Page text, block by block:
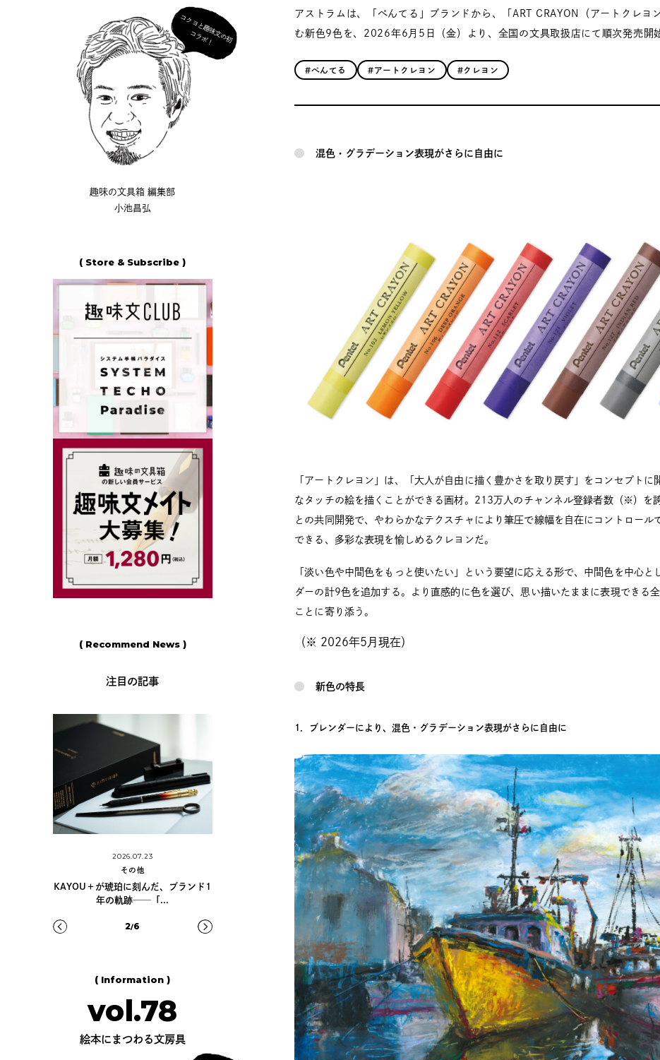
コ
ク
ヨ
と
趣
味
文
の
初
コ
ラ
ボ
！
趣味の文具箱 編集部
小池昌弘
( Store & Subscribe )
( Recommend News )
注目の記事
カリグラフィーの世...
2026.06.11
その他
シュナイダーのアクリルマーカー
「Paint-It 3...
2026.05.12
その他
日本限定で復刻されたエクリドール フ
ラダリが特別仕様...
2026.06.12
その他
コクヨと趣味の文具箱が待望
ボ！「本に寄り添う...
3/6
( Information )
vol.78
絵本にまつわる文房具
アストラムは、「ぺんてる」ブランドから、「ART CRAYON（アートクレヨ
む新色9色を、2026年6月5日（金）より、全国の文具取扱店にて順次発売開
#ぺんてる #アートクレヨン #クレヨン
混色・グラデーション表現がさらに自由に
「アートクレヨン」は、「大人が自由に描く豊かさを取り戻す」をコンセプト
なタッチの絵を描くことができる画材。213万人のチャンネル登録者数（※）を
との共同開発で、やわらかなテクスチャにより筆圧で線幅を自在にコントロー
できる、多彩な表現を愉しめるクレヨンだ。
「淡い色や中間色をもっと使いたい」という要望に応える形で、中間色を中心
ダーの計9色を追加する。より直感的に色を選び、思い描いたままに表現できる
ことに寄り添う。
（※ 2026年5月現在）
新色の特長
1．ブレンダーにより、混色・グラデーション表現がさらに自由に